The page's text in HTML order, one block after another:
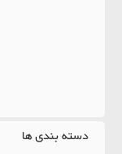
دسته بندی ها